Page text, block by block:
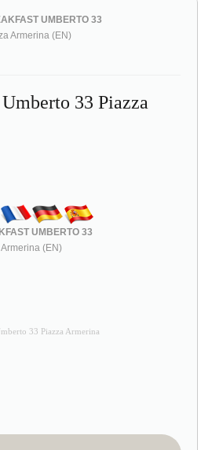
UMBERTO 33
Armerina (EN)
33 Piazza
UMBERTO 33
Armerina (EN)
33 Piazza Armerina